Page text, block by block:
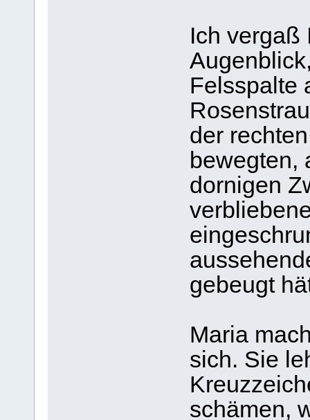
Ich vergaß
Felsspalte
der
bewegten,
dornigen
gebeugt
Maria
sich. Sie
schämen,